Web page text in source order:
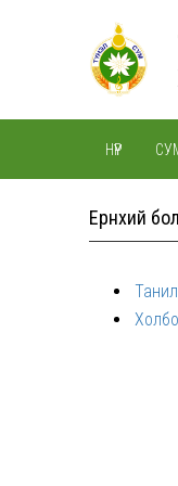
НҮҮР
Ерөнхий